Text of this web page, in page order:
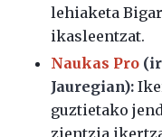
lehiaketa
ikasleentzat.
Naukas Pro
Jauregian):
guztietako